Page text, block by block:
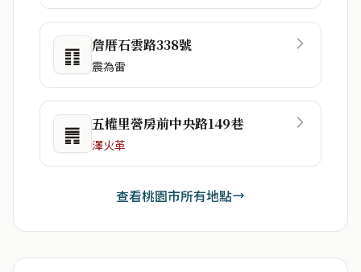
䷖ 詹厝石雲路338號
震為雷
䷠ 五權里營房前中央路149巷
澤火革
查看桃園市所有地點